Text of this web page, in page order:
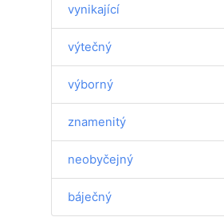
vynikající
výtečný
výborný
znamenitý
neobyčejný
báječný